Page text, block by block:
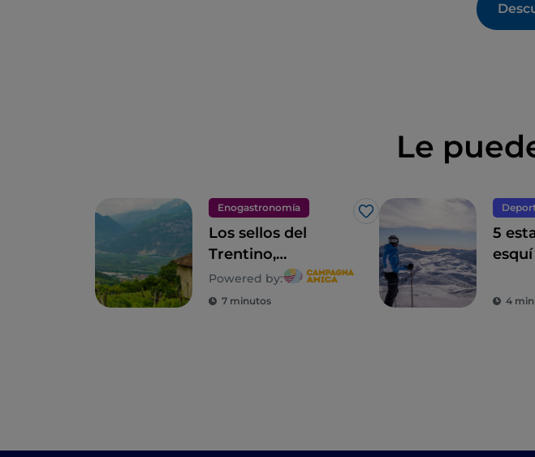
Le
Enogastronomía
Me gusta
Los sellos del
Trentino,
descubriendo la
biodiversidad rural
Powered by:
7 minutos
5
4